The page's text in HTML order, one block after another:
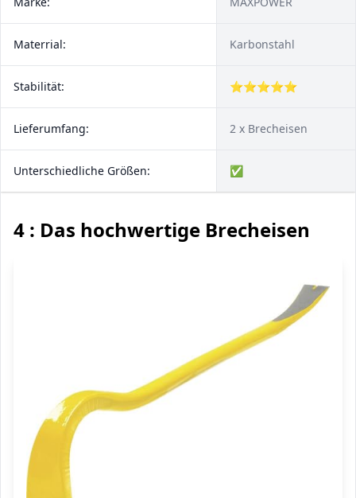
Materrial: Karbonstahl
Stabilität: ⭐⭐⭐⭐⭐
Lieferumfang: 2 x Brecheisen
Unterschiedliche Größen: ✅
4 : Das hochwertige Brecheisen